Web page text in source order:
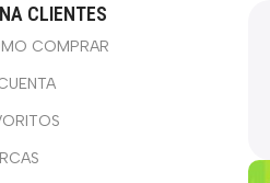
CLIENTES
COMPRAR